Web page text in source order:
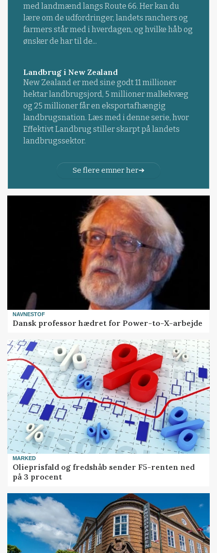
med landmænd langs Route 66. Her kan du
lære om de udfordringer, landets ranchers og
farmers står med i hverdagen, og hvilke håb og
ønsker de har til de...
Landbrug i New Zealand
New Zealand er med sine godt 11 millioner
hektar landbrugsjord, 5 millioner malkekvæg
og 25 millioner får en eksportafhængig
landbrugsnation. Læs med i denne serie, hvor
Effektivt Landbrug stiller skarpt på landets
landbrugssektor.
Se flere emner her
NAVNESTOF
Dansk professor hædret for Power-to-X-arbejde
MARKED
Olieprisfald og fredshåb sender F5-renten ned
på 3 procent